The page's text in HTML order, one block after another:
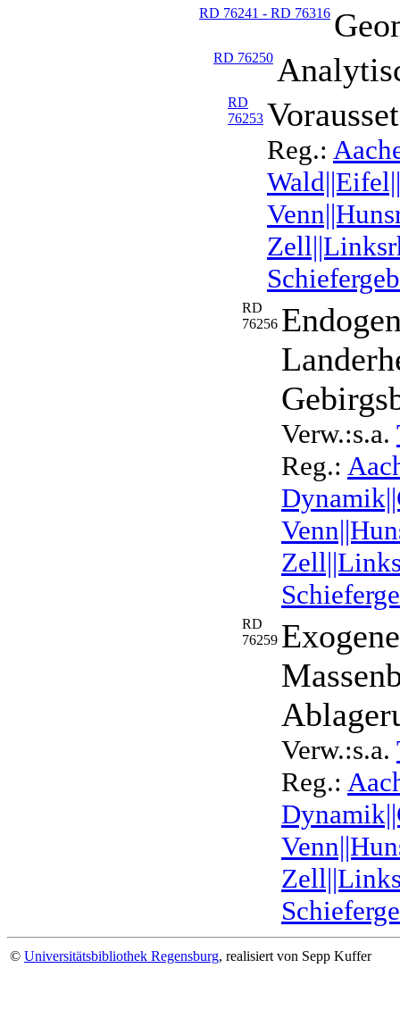
RD 76241 - RD 76316
RD 76250
RD
76253
Reg.:
RD
76256
Verw.:s.a.
Reg.:
RD
76259
Verw.:s.a.
Reg.:
© Universitätsbibliothek Regensburg, realisiert von Sepp Kuffer